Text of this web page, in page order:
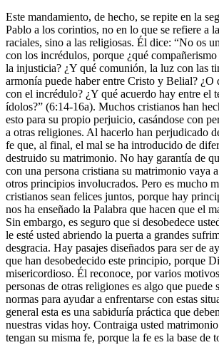
Este mandamiento, de hecho, se repite en la
Pablo a los corintios, no en lo que se refiere a
raciales, sino a las religiosas. Él dice: “No os
con los incrédulos, porque ¿qué
la injusticia? ¿Y qué comunión, la luz con las
armonía puede haber entre Cristo y Belial? ¿O
con el incrédulo? ¿Y qué acuerdo hay entre el
ídolos?” (6:14-16a). Muchos cristianos han
esto para su propio perjuicio, casándose con
a otras religiones. Al hacerlo han perjudicado
fe que, al final, el mal se ha introducido de
destruido su matrimonio. No hay garantía de
con una persona cristiana su matrimonio vaya
otros principios involucrados. Pero es mucho
cristianos sean felices juntos, porque hay
nos ha enseñado la Palabra que hacen que el
Sin embargo, es seguro que si desobedece
le esté usted abriendo la puerta a grandes
desgracia. Hay pasajes diseñados para ser de
que han desobedecido este principio, porque
misericordioso. Él reconoce, por varios
personas de otras religiones es algo que puede
normas para ayudar a enfrentarse con estas
general esta es una sabiduría práctica que
nuestras vidas hoy. Contraiga usted
tengan su misma fe, porque la fe es la base de